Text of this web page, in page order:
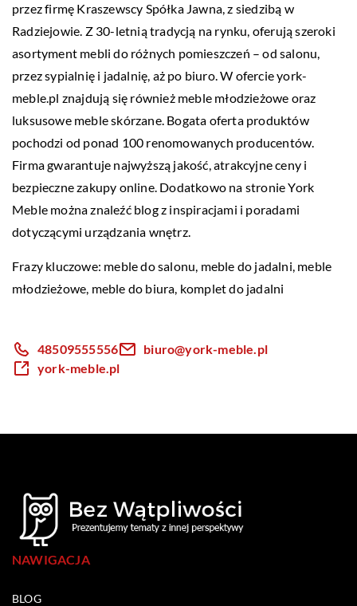
przez firmę Kraszewscy Spółka Jawna, z siedzibą w
Radziejowie. Z 30-letnią tradycją na rynku, oferują szeroki
asortyment mebli do różnych pomieszczeń – od salonu,
przez sypialnię i jadalnię, aż po biuro. W ofercie york-
meble.pl znajdują się również meble młodzieżowe oraz
luksusowe meble skórzane. Bogata oferta produktów
pochodzi od ponad 100 renomowanych producentów.
Firma gwarantuje najwyższą jakość, atrakcyjne ceny i
bezpieczne zakupy online. Dodatkowo na stronie York
Meble można znaleźć blog z inspiracjami i poradami
dotyczącymi urządzania wnętrz.
Frazy kluczowe: meble do salonu, meble do jadalni, meble
młodzieżowe, meble do biura, komplet do jadalni
48509555556
biuro@york-meble.pl
york-meble.pl
NAWIGACJA
BLOG